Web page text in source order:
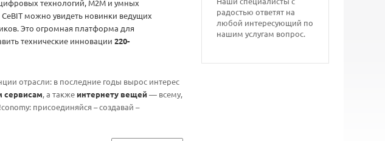
радостью ответят на
любой интересующий по
нашим услугам вопрос.
технологий, M2M и умных
можно увидеть новинки ведущих
Это огромная платформа для
технические инновации 220-
отрасли: в последние годы вырос интерес
, а также интернету вещей— всему,
присоединяйся – создавай –